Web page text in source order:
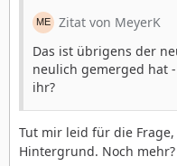
Zitat von MeyerK
Das ist übrigens der
neulich gemerged hat
ihr?
Tut mir leid für die
Hintergrund. Noch